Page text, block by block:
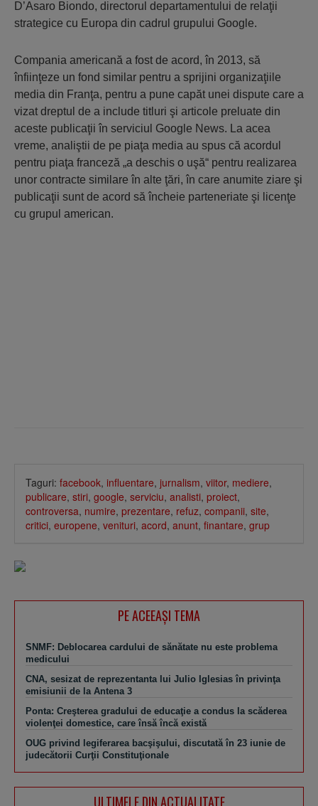
D’Asaro Biondo, directorul departamentului de relaţii
strategice cu Europa din cadrul grupului Google.
Compania americană a fost de acord, în 2013, să
înfiinţeze un fond similar pentru a sprijini organizaţiile
media din Franţa, pentru a pune capăt unei dispute care a
vizat dreptul de a include titluri şi articole preluate din
aceste publicaţii în serviciul Google News. La acea
vreme, analiştii de pe piaţa media au spus că acordul
pentru piaţa franceză „a deschis o uşă“ pentru realizarea
unor contracte similare în alte ţări, în care anumite ziare şi
publicaţii sunt de acord să încheie parteneriate şi licenţe
cu grupul american.
Taguri: facebook, influentare, jurnalism, viitor, mediere,
publicare, stiri, google, serviciu, analisti, proiect,
controversa, numire, prezentare, refuz, companii, site,
critici, europene, venituri, acord, anunt, finantare, grup
PE ACEEAŞI TEMA
SNMF: Deblocarea cardului de sănătate nu este problema
medicului
CNA, sesizat de reprezentanta lui Julio Iglesias în privinţa
emisiunii de la Antena 3
Ponta: Creşterea gradului de educaţie a condus la scăderea
violenţei domestice, care însă încă există
OUG privind legiferarea bacşişului, discutată în 23 iunie de
judecătorii Curţii Constituţionale
ULTIMELE DIN ACTUALITATE